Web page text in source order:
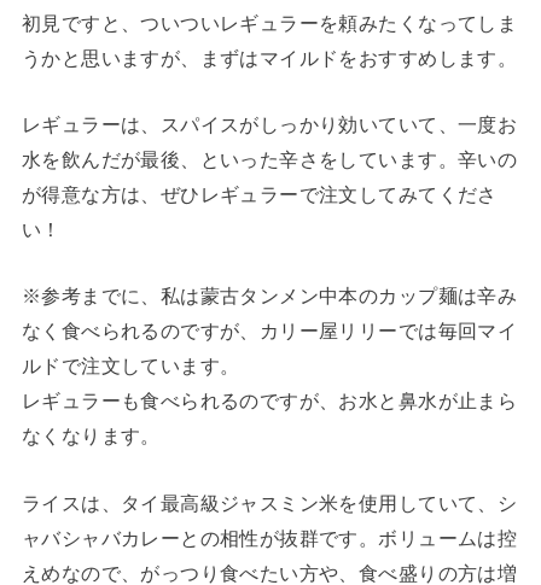
初見ですと、ついついレギュラーを頼みたくなってしま
うかと思いますが、まずはマイルドをおすすめします。
レギュラーは、スパイスがしっかり効いていて、一度お
水を飲んだが最後、といった辛さをしています。辛いの
が得意な方は、ぜひレギュラーで注文してみてくださ
い！
※参考までに、私は蒙古タンメン中本のカップ麺は辛み
なく食べられるのですが、カリー屋リリーでは毎回マイ
ルドで注文しています。
レギュラーも食べられるのですが、お水と鼻水が止まら
なくなります。
ライスは、タイ最高級ジャスミン米を使用していて、シ
ャバシャバカレーとの相性が抜群です。ボリュームは控
えめなので、がっつり食べたい方や、食べ盛りの方は増